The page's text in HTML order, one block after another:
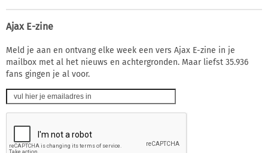
Ajax E-zine
Meld je aan en ontvang elke week een vers Ajax E-zine in je
mailbox met al het nieuws en achtergronden. Maar liefst 35.936
fans gingen je al voor.